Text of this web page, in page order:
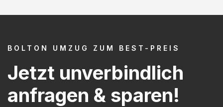
BOLTON UMZUG ZUM BEST-PREIS
Jetzt unverbindlich
anfragen & sparen!